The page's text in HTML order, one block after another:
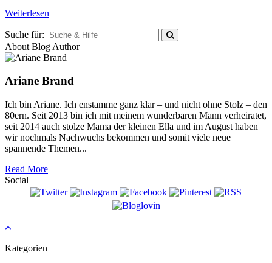
Weiterlesen
Suche für:
About Blog Author
Ariane Brand
Ich bin Ariane. Ich enstamme ganz klar – und nicht ohne Stolz – den
80ern. Seit 2013 bin ich mit meinem wunderbaren Mann verheiratet,
seit 2014 auch stolze Mama der kleinen Ella und im August haben
wir nochmals Nachwuchs bekommen und somit viele neue
spannende Themen...
Read More
Social
Kategorien